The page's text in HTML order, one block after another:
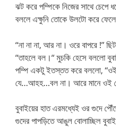
ঝট করে পম্পিকে নিজের সাথে চেপে
বললে এক্ষুনি তোকে উলটো করে
“না না না, আর না। ওরে বাপরে !”
“তাহলে বল।“ মুচকি হেসে বললো
পম্পি একটু ইতস্তত করে বললো, “ওই
যে…আহহ…বল না। আরে মানে ওই
বুবাইয়ের হাত এরমধ্যেই ওর গুদে
গুদের পাপড়িতে আঙুল বোলাচ্ছিল